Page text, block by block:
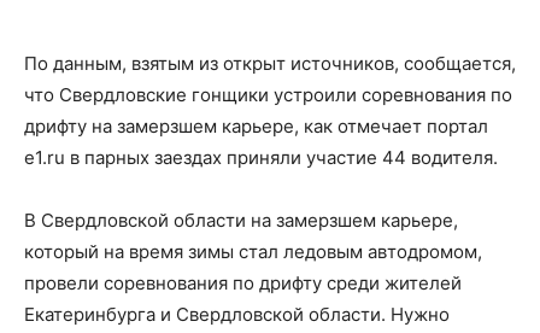
По данным, взятым из открыт источников, сообщается,
что Свердловские гонщики устроили соревнования по
дрифту на замерзшем карьере, как отмечает портал
e1.ru в парных заездах приняли участие 44 водителя.
В Свердловской области на замерзшем карьере,
который на время зимы стал ледовым автодромом,
провели соревнования по дрифту среди жителей
Екатеринбурга и Свердловской области. Нужно